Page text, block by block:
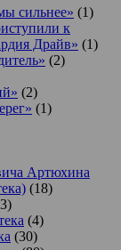
сильнее» (1)
к
Драйв» (1)
(2)
(2)
(1)
Артюхина
(18)
(4)
(30)